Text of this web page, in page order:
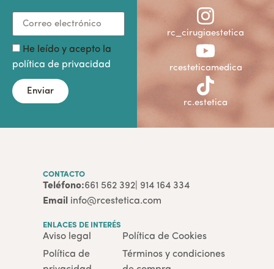
He leído y acepto la
política de privacidad
Enviar
rc_cirugiaestetica
rcesteticamedica
rc.estetica
CONTACTO
Teléfono:661 562 392 | 914 164 334
Email info@rcestetica.com
ENLACES DE INTERÉS
Aviso legal
Política de
Política de Cookies
Términos y condiciones